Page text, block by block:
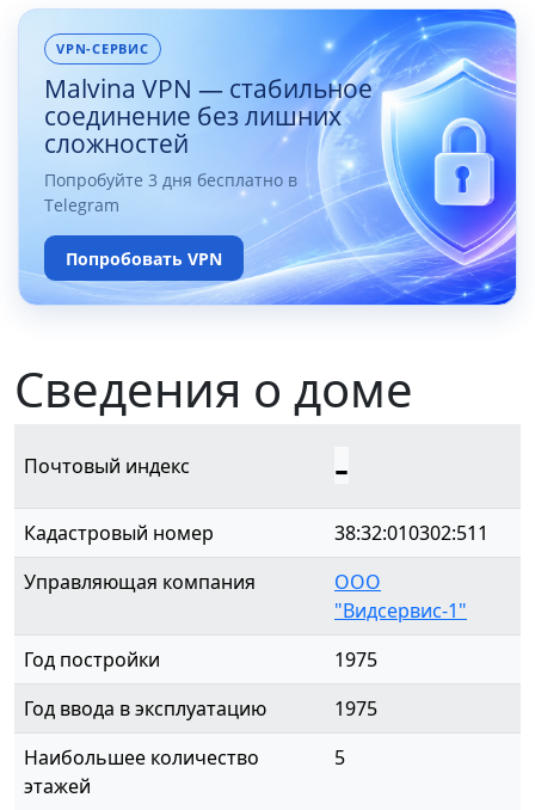
VPN-СЕРВИС
Malvina VPN — стабильное
соединение без лишних
сложностей
Попробуйте 3 дня бесплатно в
Telegram
Попробовать VPN
Сведения о доме
Почтовый индекс -
Кадастровый номер
38:32:010302:511
Управляющая компания
ООО
"Видсервис-1"
Год постройки
1975
Год ввода в эксплуатацию
1975
Наибольшее количество
этажей
5